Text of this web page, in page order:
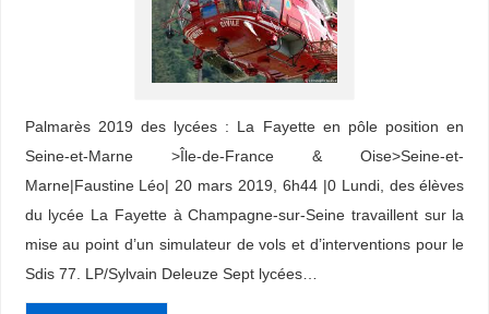
Palmarès 2019 des lycées : La Fayette en pôle position en
Seine-et-Marne >Île-de-France & Oise>Seine-et-
Marne|Faustine Léo| 20 mars 2019, 6h44 |0 Lundi, des élèves
du lycée La Fayette à Champagne-sur-Seine travaillent sur la
mise au point d’un simulateur de vols et d’interventions pour le
Sdis 77. LP/Sylvain Deleuze Sept lycées…